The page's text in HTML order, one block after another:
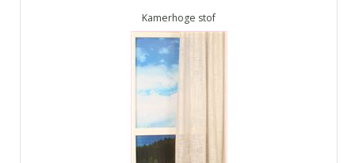
Kamerhoge stof